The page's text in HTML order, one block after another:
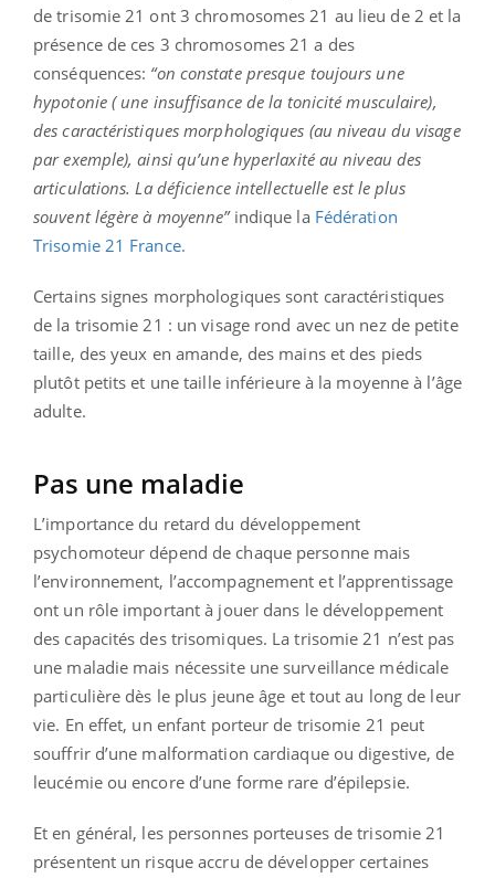
de trisomie 21 ont 3 chromosomes 21 au lieu de 2 et la
présence de ces 3 chromosomes 21 a des
conséquences: “on constate presque toujours une
hypotonie ( une insuffisance de la tonicité musculaire),
des caractéristiques morphologiques (au niveau du visage
par exemple), ainsi qu’une hyperlaxité au niveau des
articulations. La déficience intellectuelle est le plus
souvent légère à moyenne”indique la Fédération
Trisomie 21 France.
Certains signes morphologiques sont caractéristiques
de la trisomie 21 : un visage rond avec un nez de petite
taille, des yeux en amande, des mains et des pieds
plutôt petits et une taille inférieure à la moyenne à l’âge
adulte.
Pas une maladie
L’importance du retard du développement
psychomoteur dépend de chaque personne mais
l’environnement, l’accompagnement et l’apprentissage
ont un rôle important à jouer dans le développement
des capacités des trisomiques. La trisomie 21 n’est pas
une maladie mais nécessite une surveillance médicale
particulière dès le plus jeune âge et tout au long de leur
vie. En effet, un enfant porteur de trisomie 21 peut
souffrir d’une malformation cardiaque ou digestive, de
leucémie ou encore d’une forme rare d’épilepsie.
Et en général, les personnes porteuses de trisomie 21
présentent un risque accru de développer certaines